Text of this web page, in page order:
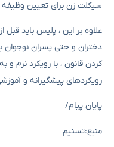
سیکلت زن برای تعیین
علاوه بر این ، پلیس باید
دختران و حتی پسران نوجوان
کردن قانون ، با رویکرد نرم و
رویکردهای پیشگیرانه و
پایان پیام/
منبع:تسنیم